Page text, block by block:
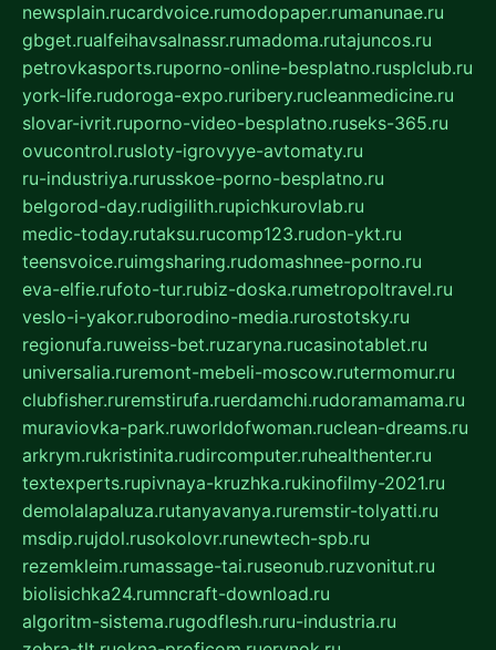
newsplain.rucardvoice.rumodopaper.rumanunae.ru
gbget.rualfeihavsalnassr.rumadoma.rutajuncos.ru
petrovkasports.ruporno-online-besplatno.rusplclub.ru
york-life.rudoroga-expo.ruribery.rucleanmedicine.ru
slovar-ivrit.ruporno-video-besplatno.ruseks-365.ru
ovucontrol.rusloty-igrovyye-avtomaty.ru
ru-industriya.rurusskoe-porno-besplatno.ru
belgorod-day.rudigilith.rupichkurovlab.ru
medic-today.rutaksu.rucomp123.rudon-ykt.ru
teensvoice.ruimgsharing.rudomashnee-porno.ru
eva-elfie.rufoto-tur.rubiz-doska.rumetropoltravel.ru
veslo-i-yakor.ruborodino-media.rurostotsky.ru
regionufa.ruweiss-bet.ruzaryna.rucasinotablet.ru
universalia.ruremont-mebeli-moscow.rutermomur.ru
clubfisher.ruremstirufa.ruerdamchi.rudoramamama.ru
muraviovka-park.ruworldofwoman.ruclean-dreams.ru
arkrym.rukristinita.rudircomputer.ruhealthenter.ru
textexperts.rupivnaya-kruzhka.rukinofilmy-2021.ru
demolalapaluza.rutanyavanya.ruremstir-tolyatti.ru
msdip.rujdol.rusokolovr.runewtech-spb.ru
rezemkleim.rumassage-tai.ruseonub.ruzvonitut.ru
biolisichka24.rumncraft-download.ru
algoritm-sistema.rugodflesh.ruru-industria.ru